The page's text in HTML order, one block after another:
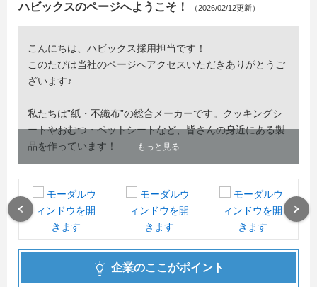
ハビックスのページへようこそ！ （2026/02/12更新）
こんにちは、ハビックス採用担当です！
このたびは当社のページへアクセスいただきありがとうご
ざいます♪
私たちは”紙・不織布”の総合メーカーです。クッキングシ
ートやおむつ・ペットシートなど、皆さんの身近にある製
品を作っています！
工場は全て県内にあり、岐阜県で腰を据えて働きたい！と
いう方や、U・Iターンで地元に戻られた方が多く在籍して
います。
など様々な部署で活躍されています。
もっと見る
企業のここがポイント